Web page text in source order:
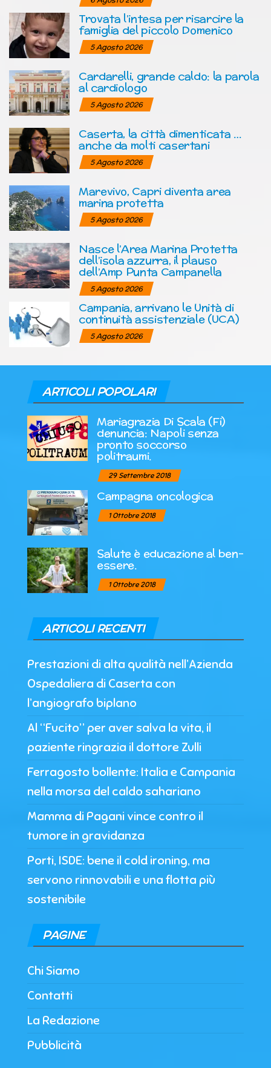
Trovata l’intesa per risarcire la
famiglia del piccolo Domenico
5 Agosto 2026
Cardarelli, grande caldo: la parola
al cardiologo
5 Agosto 2026
Caserta, la città dimenticata …
anche da molti casertani
5 Agosto 2026
Marevivo, Capri diventa area
marina protetta
5 Agosto 2026
Nasce l’Area Marina Protetta
dell’isola azzurra, il plauso
dell’Amp Punta Campanella
5 Agosto 2026
Campania, arrivano le Unità di
continuità assistenziale (UCA)
5 Agosto 2026
ARTICOLI POPOLARI
Mariagrazia Di Scala (Fi)
denuncia: Napoli senza
pronto soccorso
politraumi.
29 Settembre 2018
Campagna oncologica
1 Ottobre 2018
Salute è educazione al ben-
essere.
1 Ottobre 2018
ARTICOLI RECENTI
Prestazioni di alta qualità nell’Azienda
Ospedaliera di Caserta con
l’angiografo biplano
Al “Fucito” per aver salva la vita, il
paziente ringrazia il dottore Zulli
Ferragosto bollente: Italia e Campania
nella morsa del caldo sahariano
Mamma di Pagani vince contro il
tumore in gravidanza
Porti, ISDE: bene il cold ironing, ma
servono rinnovabili e una flotta più
sostenibile
PAGINE
Chi Siamo
Contatti
La Redazione
Pubblicità